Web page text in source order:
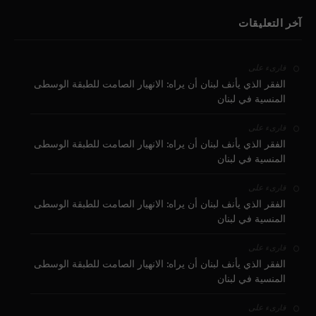
آخر التعليقات
قارىء على
الفقر الذي يأنف لبنان أن يراه: الانهيار الصامت للطبقة الوسطى
المنسية في لبنان
قارىء على
الفقر الذي يأنف لبنان أن يراه: الانهيار الصامت للطبقة الوسطى
المنسية في لبنان
قارىء على
الفقر الذي يأنف لبنان أن يراه: الانهيار الصامت للطبقة الوسطى
المنسية في لبنان
قارىء على
الفقر الذي يأنف لبنان أن يراه: الانهيار الصامت للطبقة الوسطى
المنسية في لبنان
قارىء على